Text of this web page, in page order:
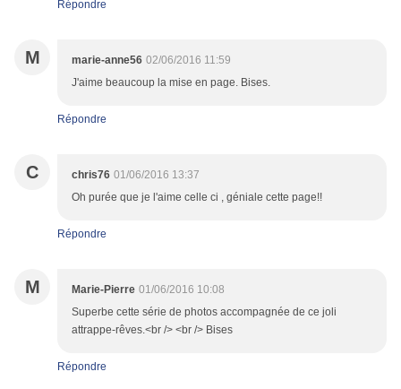
Répondre
M marie-anne56 02/06/2016 11:59
J'aime beaucoup la mise en page. Bises.
Répondre
C chris76 01/06/2016 13:37
Oh purée que je l'aime celle ci , géniale cette page!!
Répondre
M Marie-Pierre 01/06/2016 10:08
Superbe cette série de photos accompagnée de ce joli
attrappe-rêves.<br /> <br /> Bises
Répondre